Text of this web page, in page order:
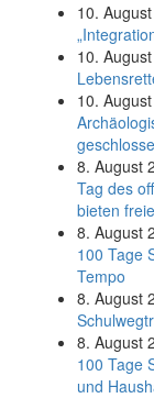
10.
10.
10.
8. August
Tag des
bieten
8. August
100 Tage
Tempo
8. August
8. August
100 Tage
und